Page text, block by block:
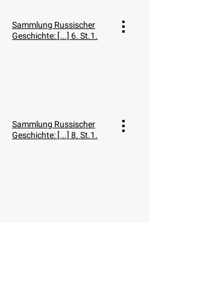
Sammlung Russischer
Geschichte: [...] 6. St.1.
Sammlung Russischer
Geschichte: [...] 8. St.1.